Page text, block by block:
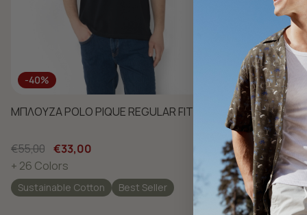
-40%
ΜΠΛΟΥΖΑ POLO PIQUE REGULAR FIT
€55,00 €33,00
+ 26 Colors
Sustainable Cotton Best Seller
-40%
ΜΠΛΟΥΖΑ
€55,00
+ 26 Colors
Sustainable